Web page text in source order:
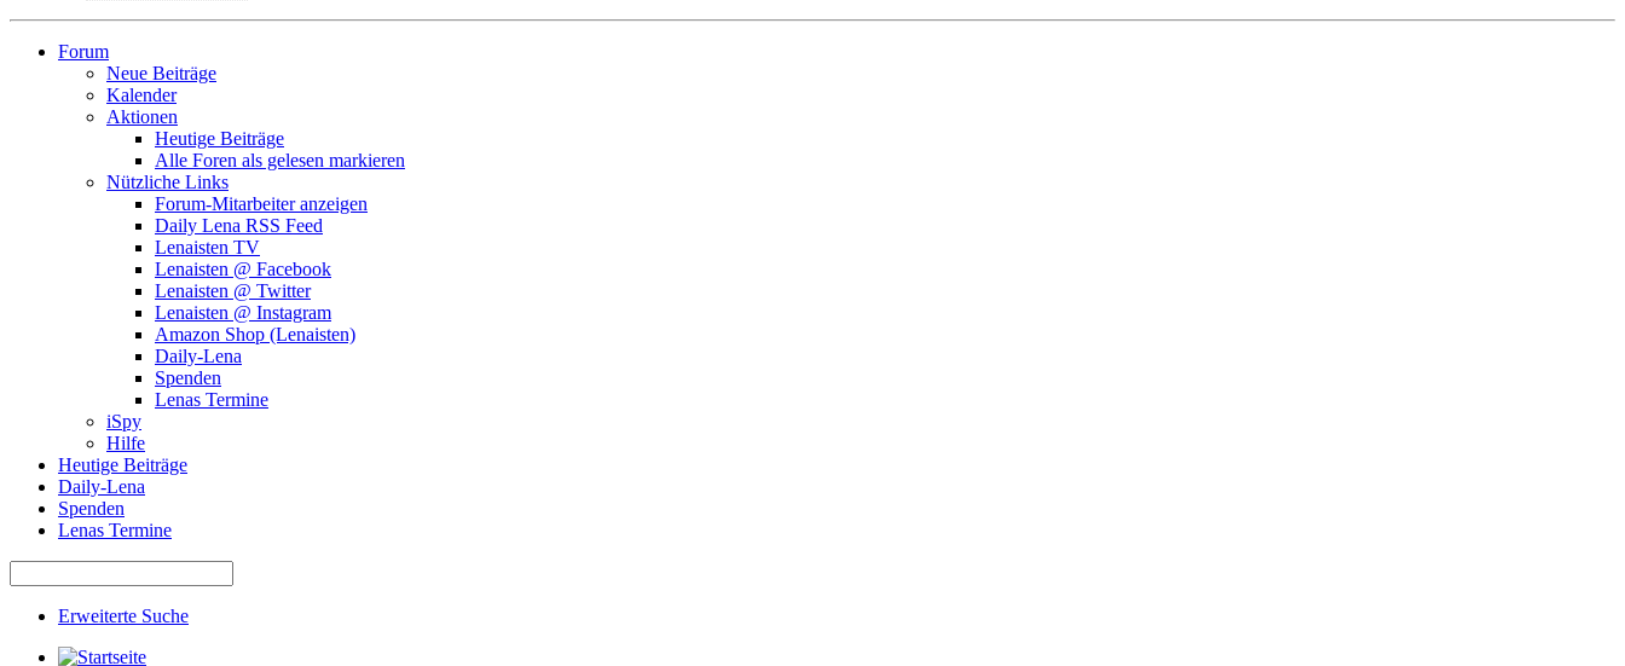
Forum
Neue Beiträge
Kalender
Aktionen
Heutige Beiträge
Alle Foren als gelesen markieren
Nützliche Links
Forum-Mitarbeiter anzeigen
Daily Lena RSS Feed
Lenaisten TV
Lenaisten @ Facebook
Lenaisten @ Twitter
Lenaisten @ Instagram
Amazon Shop (Lenaisten)
Daily-Lena
Spenden
Lenas Termine
iSpy
Hilfe
Heutige Beiträge
Daily-Lena
Spenden
Lenas Termine
Erweiterte Suche